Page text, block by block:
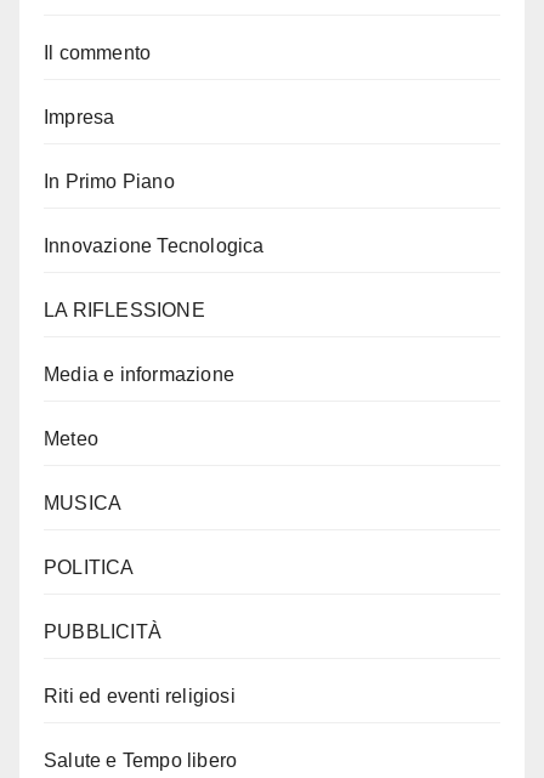
Il commento
Impresa
In Primo Piano
Innovazione Tecnologica
LA RIFLESSIONE
Media e informazione
Meteo
MUSICA
POLITICA
PUBBLICITÀ
Riti ed eventi religiosi
Salute e Tempo libero